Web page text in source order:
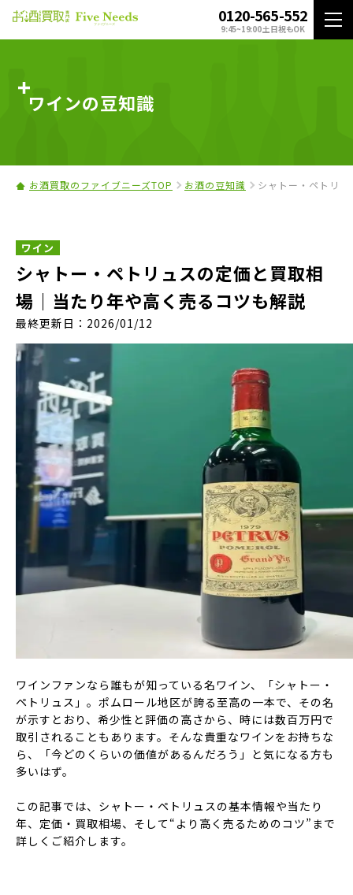
0120-565-552
9:45~19:00 土日祝もOK
ワインの豆知識
お酒買取のファイブニーズTOP お酒の豆知識 シャトー・ペトリ
ワイン
シャトー・ペトリュスの定価と買取相
場｜当たり年や高く売るコツも解説
最終更新日：2026/01/12
ワインファンなら誰もが知っている名ワイン、「シャトー・
ペトリュス」。ポムロール地区が誇る至高の一本で、その名
が示すとおり、希少性と評価の高さから、時には数百万円で
取引されることもあります。そんな貴重なワインをお持ちな
ら、「今どのくらいの価値があるんだろう」と気になる方も
多いはず。
この記事では、シャトー・ペトリュスの基本情報や当たり
年、定価・買取相場、そして“より高く売るためのコツ”まで
詳しくご紹介します。